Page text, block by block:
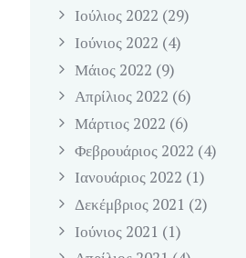
Ιούλιος 2022 (29)
Ιούνιος 2022 (4)
Μάιος 2022 (9)
Απρίλιος 2022 (6)
Μάρτιος 2022 (6)
Φεβρουάριος 2022 (4)
Ιανουάριος 2022 (1)
Δεκέμβριος 2021 (2)
Ιούνιος 2021 (1)